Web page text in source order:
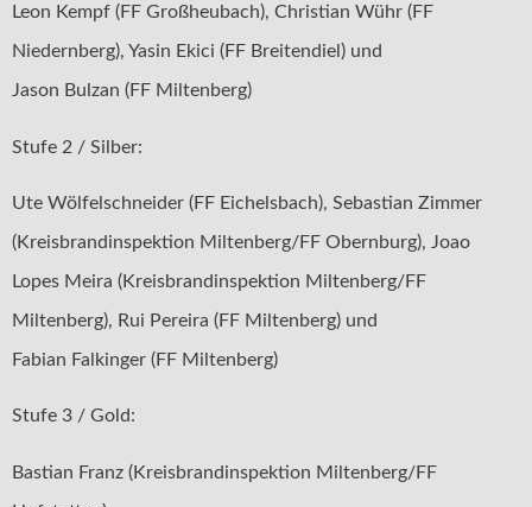
Leon Kempf (FF Großheubach), Christian Wühr (FF
Niedernberg), Yasin Ekici (FF Breitendiel) und
Jason Bulzan (FF Miltenberg)
Stufe 2 / Silber:
Ute Wölfelschneider (FF Eichelsbach), Sebastian Zimmer
(Kreisbrandinspektion Miltenberg/FF Obernburg), Joao
Lopes Meira (Kreisbrandinspektion Miltenberg/FF
Miltenberg), Rui Pereira (FF Miltenberg) und
Fabian Falkinger (FF Miltenberg)
Stufe 3 / Gold:
Bastian Franz (Kreisbrandinspektion Miltenberg/FF